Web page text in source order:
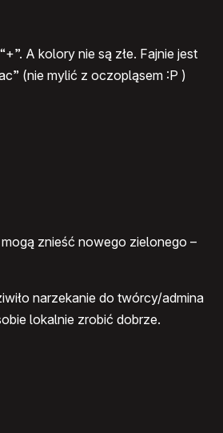
A kolory nie są złe. Fajnie jest
(nie mylić z oczopląsem :P )
znieść nowego zielonego –
narzekanie do twórcy/admina
lokalnie zrobić dobrze.